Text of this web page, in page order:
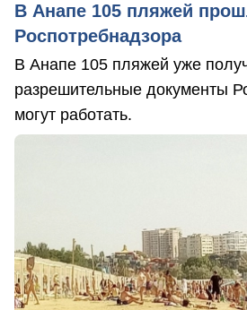
В Анапе 105 пляжей
Роспотребнадзора
В Анапе 105 пляжей уже
разрешительные документы
могут работать.